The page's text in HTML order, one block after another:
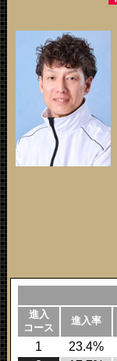
進入
コース
進入率
1 23.4%